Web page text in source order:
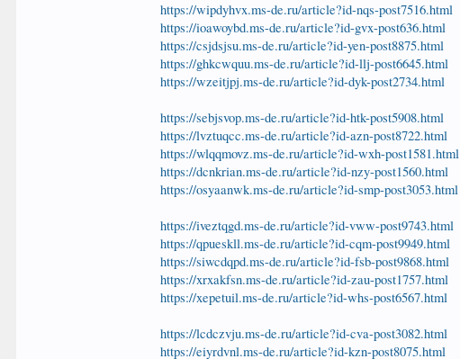
https://wipdyhvx.ms-de.ru/article?id-nqs-post7516.html
https://ioawoybd.ms-de.ru/article?id-gvx-post636.html
https://csjdsjsu.ms-de.ru/article?id-yen-post8875.html
https://ghkcwquu.ms-de.ru/article?id-llj-post6645.html
https://wzeitjpj.ms-de.ru/article?id-dyk-post2734.html
https://sebjsvop.ms-de.ru/article?id-htk-post5908.html
https://lvztuqcc.ms-de.ru/article?id-azn-post8722.html
https://wlqqmovz.ms-de.ru/article?id-wxh-post1581.html
https://dcnkrian.ms-de.ru/article?id-nzy-post1560.html
https://osyaanwk.ms-de.ru/article?id-smp-post3053.html
https://iveztqgd.ms-de.ru/article?id-vww-post9743.html
https://qpueskll.ms-de.ru/article?id-cqm-post9949.html
https://siwcdqpd.ms-de.ru/article?id-fsb-post9868.html
https://xrxakfsn.ms-de.ru/article?id-zau-post1757.html
https://xepetuil.ms-de.ru/article?id-whs-post6567.html
https://lcdczvju.ms-de.ru/article?id-cva-post3082.html
https://eiyrdvnl.ms-de.ru/article?id-kzn-post8075.html